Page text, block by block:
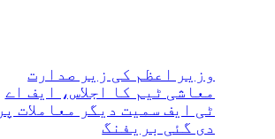
وزیر اعظم کی زیر صدارت
معاشی ٹیم کا اجلاس، ایف اے
ٹی ایف سمیت دیگر معاملات پر
دی گئی بریفنگ